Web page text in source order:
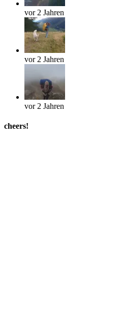
vor 2 Jahren
vor 2 Jahren
vor 2 Jahren
cheers!